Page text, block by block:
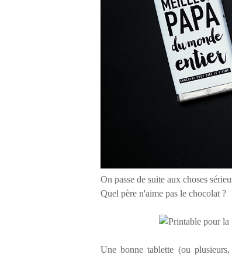
On passe de suite aux choses
Quel père n'aime pas le chocolat ?
Une bonne tablette (ou